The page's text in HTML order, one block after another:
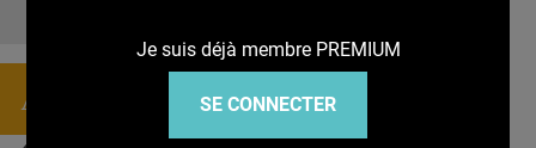
Actualités
Je suis déjà membre PREMIUM
SE CONNECTER